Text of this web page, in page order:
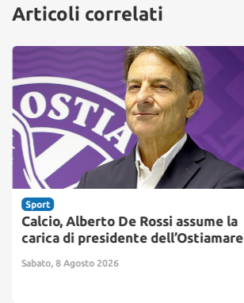
Articoli correlati
Sport
Calcio, Alberto De Rossi assume la
carica di presidente dell’Ostiamare
Sabato, 8 Agosto 2026